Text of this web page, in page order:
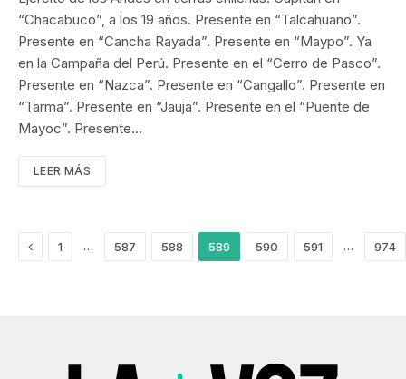
“Chacabuco”, a los 19 años. Presente en “Talcahuano”.
Presente en “Cancha Rayada”. Presente en “Maypo”. Ya
en la Campaña del Perú. Presente en el “Cerro de Pasco”.
Presente en “Nazca”. Presente en “Cangallo”. Presente en
“Tarma”. Presente en “Jauja”. Presente en el “Puente de
Mayoc”. Presente…
LEER MÁS
Anterior
1 … 587 588 589 590 591 … 974